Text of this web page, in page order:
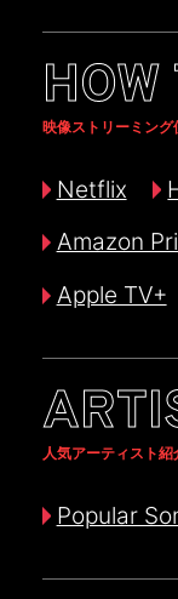
映像ストリーミング
Netflix
Amazon
Apple TV+
人気アーティスト紹
Popular